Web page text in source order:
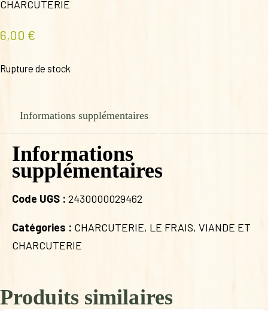
CHARCUTERIE
6,00 €
Rupture de stock
Informations supplémentaires
Informations
supplémentaires
Code UGS : 2430000029462
Catégories : CHARCUTERIE, LE FRAIS, VIANDE ET
CHARCUTERIE
Produits similaires